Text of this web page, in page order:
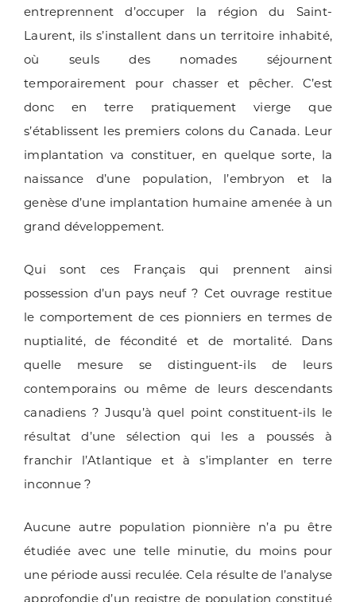
entreprennent d’occuper la région du Saint-
Laurent, ils s’installent dans un territoire inhabité,
où seuls des nomades séjournent
temporairement pour chasser et pêcher. C’est
donc en terre pratiquement vierge que
s’établissent les premiers colons du Canada. Leur
implantation va constituer, en quelque sorte, la
naissance d’une population, l’embryon et la
genèse d’une implantation humaine amenée à un
grand développement.
Qui sont ces Français qui prennent ainsi
possession d’un pays neuf ? Cet ouvrage restitue
le comportement de ces pionniers en termes de
nuptialité, de fécondité et de mortalité. Dans
quelle mesure se distinguent-ils de leurs
contemporains ou même de leurs descendants
canadiens ? Jusqu’à quel point constituent-ils le
résultat d’une sélection qui les a poussés à
franchir l’Atlantique et à s’implanter en terre
inconnue ?
Aucune autre population pionnière n’a pu être
étudiée avec une telle minutie, du moins pour
une période aussi reculée. Cela résulte de l’analyse
approfondie d’un registre de population constitué